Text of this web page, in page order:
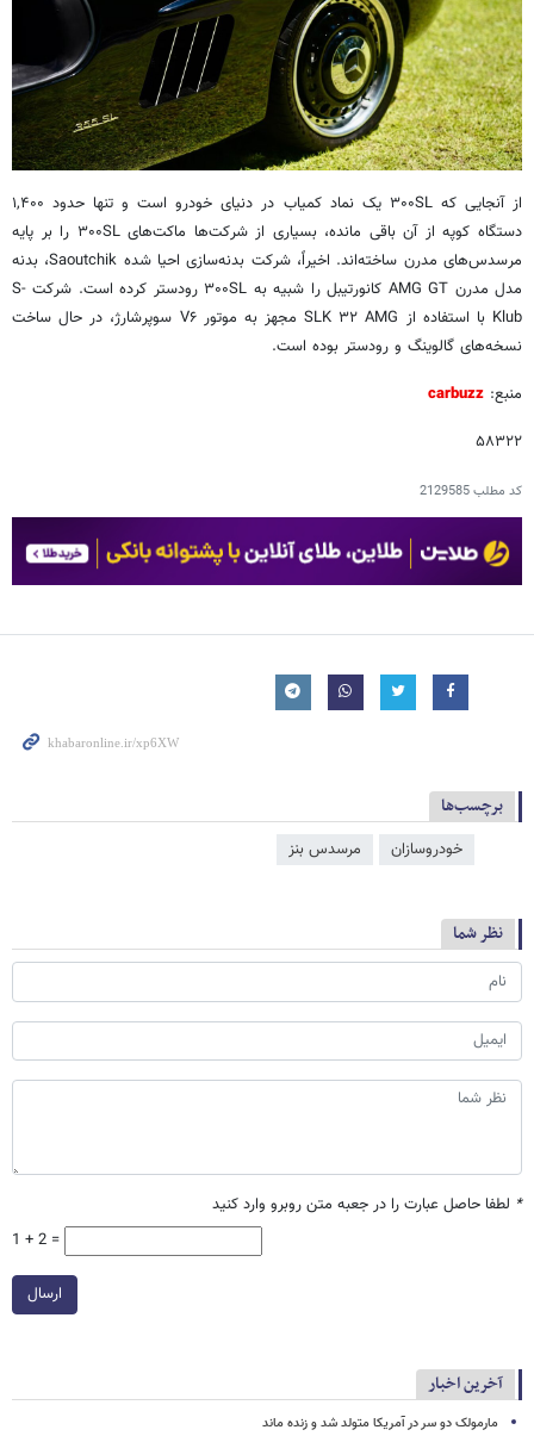
از آنجایی که ۳۰۰SL یک نماد کمیاب در دنیای خودرو است و تنها حدود ۱,۴۰۰
دستگاه کوپه از آن باقی مانده، بسیاری از شرکت‌ها ماکت‌های ۳۰۰SL را بر پایه
مرسدس‌های مدرن ساخته‌اند. اخیراً، شرکت بدنه‌سازی احیا شده Saoutchik، بدنه
مدل مدرن AMG GT کانورتیبل را شبیه به ۳۰۰SL رودستر کرده است. شرکت S-
Klub با استفاده از SLK ۳۲ AMG مجهز به موتور V۶ سوپرشارژ، در حال ساخت
نسخه‌های گالوینگ و رودستر بوده است.
منبع: carbuzz
۵۸۳۲۲
کد مطلب2129585
برچسب‌ها
خودروسازان مرسدس بنز
نظر شما
* لطفا حاصل عبارت را در جعبه متن روبرو وارد کنید
1 + 2 =
ارسال
آخرین اخبار
مارمولک دو سر در آمریکا متولد شد و زنده ماند